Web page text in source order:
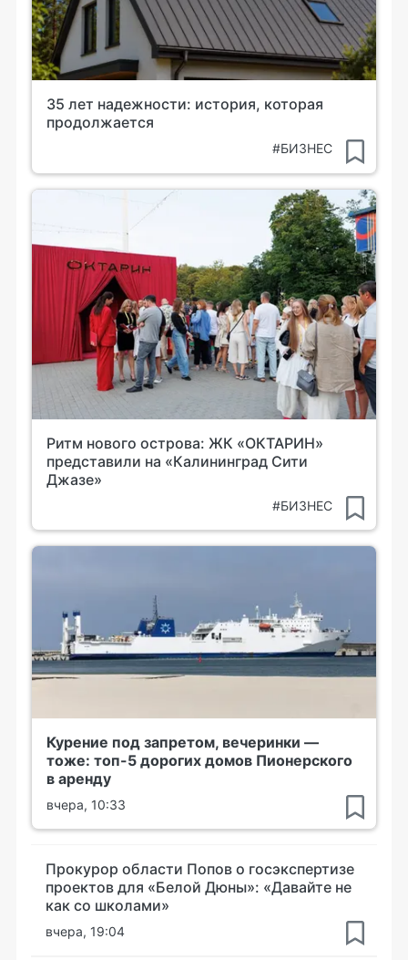
35 лет надежности: история, которая
продолжается
#БИЗНЕС
Ритм нового острова: ЖК «ОКТАРИН»
представили на «Калининград Сити
Джазе»
#БИЗНЕС
Курение под запретом, вечеринки —
тоже: топ-5 дорогих домов Пионерского
в аренду
вчера, 10:33
Прокурор области Попов о госэкспертизе
проектов для «Белой Дюны»: «Давайте не
как со школами»
вчера, 19:04